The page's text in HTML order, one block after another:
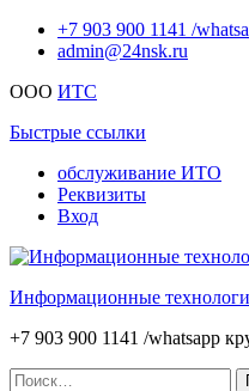
Перейти+7 903 900 1141 /
admin@24nsk.ru
ООО ИТС
Быстрые ссылки
обслуживание ИТО
Реквизиты
Вход
Информационные
+7 903 900 1141 /whatsapp
Искать: